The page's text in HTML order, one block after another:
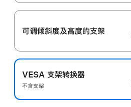
可调倾斜度及高‍度的支‍架
VESA 支架转换器
不含支架